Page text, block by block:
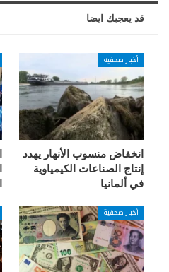
قد يعجبك ايضا
أخبار صحفية
انخفاض منسوب الأنهار يهدد
إنتاج الصناعات الكيمياوية
في ألمانيا
أخبار صحفية